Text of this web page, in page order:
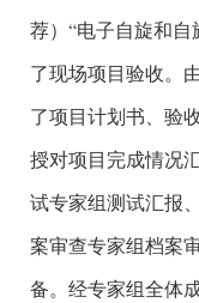
荐）“电子自旋和
了现场项目验收。
了项目计划书、验
授对项目完成情况
试专家组测试汇报
案审查专家组档案
备。经专家组全体